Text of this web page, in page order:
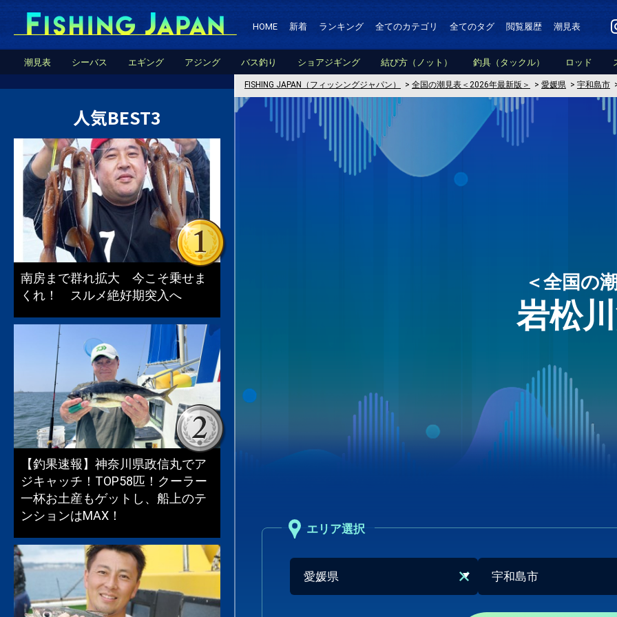
HOME 新着 ランキング 全てのカテゴリ 全てのタグ 閲覧履歴 潮見表
潮見表 シーバス エギング アジング バス釣り ショアジギング 結び方（ノット） 釣具（タックル） ロッド
FISHING JAPAN（フィッシングジャパン） > 全国の潮見表＜2026年最新版＞ > 愛媛県 > 宇和島市
＜全国の
岩松
エリア選択
人気BEST3
南房まで群れ拡大 今こそ乗せま
くれ！ スルメ絶好期突入へ
【釣果速報】神奈川県政信丸でア
ジキャッチ！TOP58匹！クーラー
一杯お土産もゲットし、船上のテ
ンションはMAX！